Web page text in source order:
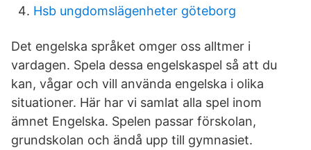
Hsb ungdomslägenheter göteborg
Det engelska språket omger oss alltmer i
vardagen. Spela dessa engelskaspel så att du
kan, vågar och vill använda engelska i olika
situationer. Här har vi samlat alla spel inom
ämnet Engelska. Spelen passar förskolan,
grundskolan och ändå upp till gymnasiet.